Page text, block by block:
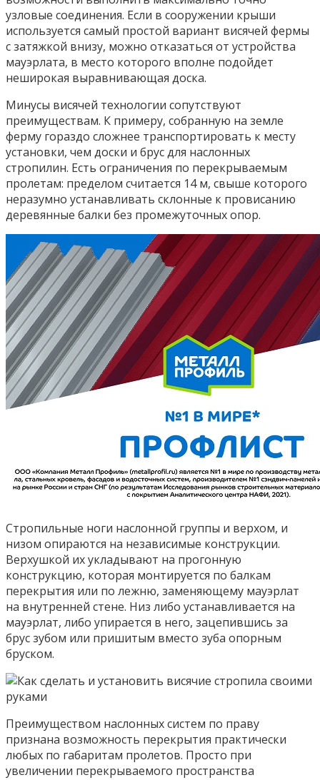
узловые соединения. Если в сооружении крыши
используется самый простой вариант висячей фермы
с затяжкой внизу, можно отказаться от устройства
мауэрлата, в место которого вполне подойдет
неширокая выравнивающая доска.
Минусы висячей технологии сопутствуют
преимуществам. К примеру, собранную на земле
ферму гораздо сложнее транспортировать к месту
установки, чем доски и брус для наслонных
стропилин. Есть ограничения по перекрываемым
пролетам: пределом считается 14 м, свыше которого
неразумно устанавливать склонные к провисанию
деревянные балки без промежуточных опор.
Стропильные ноги наслонной группы и верхом, и
низом опираются на независимые конструкции.
Верхушкой их укладывают на прогонную
конструкцию, которая монтируется по балкам
перекрытия или по лежню, заменяющему мауэрлат
на внутренней стене. Низ либо устанавливается на
мауэрлат, либо упирается в него, зацепившись за
брус зубом или пришитым вместо зуба опорным
бруском.
Преимуществом наслонных систем по праву
признана возможность перекрытия практически
любых по габаритам пролетов. Просто при
увеличении перекрываемого пространства